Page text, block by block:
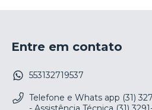
Entre em contato
553132719537
Telefone e Whats app (31)